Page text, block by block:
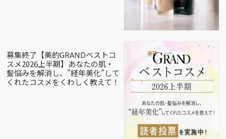
募集終了【美的GRANDベストコ
スメ2026上半期】あなたの肌・
髪悩みを解消し、”経年美化”して
くれたコスメをくわしく教えて！